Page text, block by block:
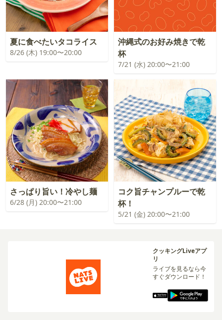
夏に食べたいタコライス
8/26 (木) 19:00〜20:00
沖縄式のお好み焼きで乾
杯
7/21 (水) 20:00〜21:00
さっぱり旨い！冷やし麺
6/28 (月) 20:00〜21:00
コク旨チャンプルーで乾
杯！
5/21 (金) 20:00〜21:00
クッキングLiveアプ
リ
ライブを見るなら今
すぐダウンロード！